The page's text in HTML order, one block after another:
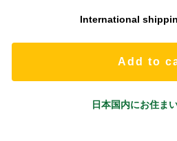
International
Add to
日本国内にお住ま